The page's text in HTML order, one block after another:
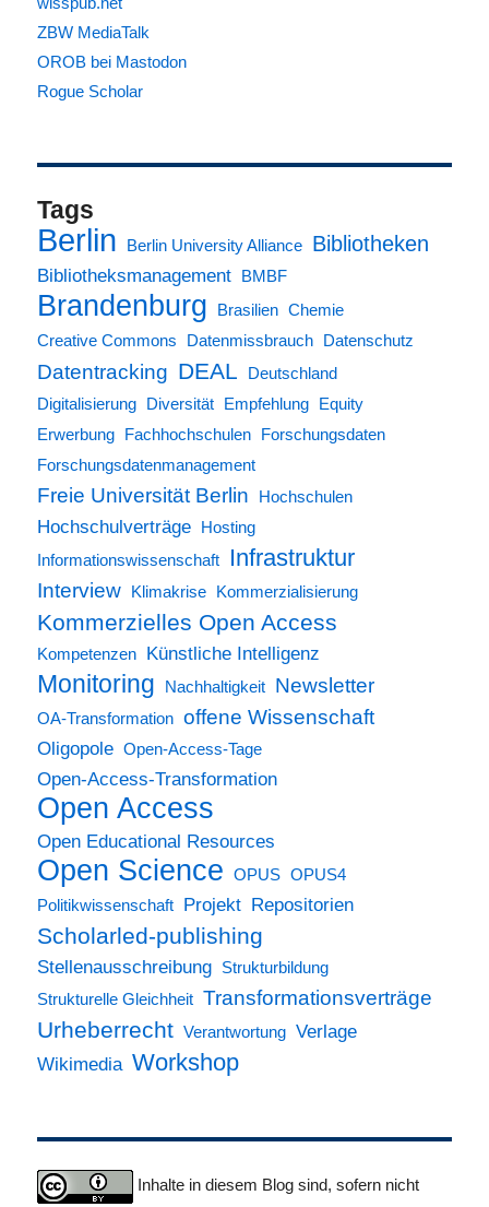
ZBW MediaTalk
OROB bei Mastodon
Rogue Scholar
Tags
Berlin Berlin University Alliance Bibliotheken
Bibliotheksmanagement BMBF
Brandenburg Brasilien Chemie
Creative Commons
Datenmissbrauch Datenschutz
Datentracking DEAL
Deutschland
Digitalisierung
Diversität Empfehlung
Equity
Erwerbung
Fachhochschulen
Forschungsdaten
Forschungsdatenmanagement
Freie Universität Berlin Hochschulen
Hochschulverträge
Hosting
Informationswissenschaft
Infrastruktur
Interview Klimakrise Kommerzialisierung
Kommerzielles Open Access
Kompetenzen Künstliche Intelligenz
Monitoring Nachhaltigkeit Newsletter
OA-Transformation offene Wissenschaft
Oligopole Open-Access-Tage
Open-Access-Transformation
Open Access
Open Educational Resources
Open Science OPUS OPUS4
Politikwissenschaft
Projekt Repositorien
Scholarled-publishing
Stellenausschreibung
Strukturbildung
Strukturelle Gleichheit Transformationsverträge
Urheberrecht Verantwortung Verlage
Wikimedia Workshop
Inhalte in diesem Blog sind, sofern nicht